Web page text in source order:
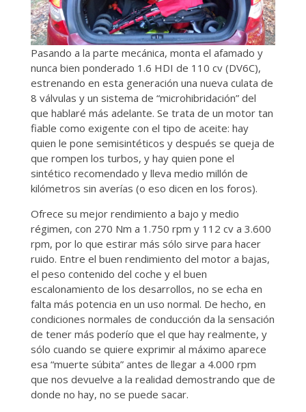
Pasando a la parte mecánica, monta el afamado y
nunca bien ponderado 1.6 HDI de 110 cv (DV6C),
estrenando en esta generación una nueva culata de
8 válvulas y un sistema de “microhibridación” del
que hablaré más adelante. Se trata de un motor tan
fiable como exigente con el tipo de aceite: hay
quien le pone semisintéticos y después se queja de
que rompen los turbos, y hay quien pone el
sintético recomendado y lleva medio millón de
kilómetros sin averías (o eso dicen en los foros).
Ofrece su mejor rendimiento a bajo y medio
régimen, con 270 Nm a 1.750 rpm y 112 cv a 3.600
rpm, por lo que estirar más sólo sirve para hacer
ruido. Entre el buen rendimiento del motor a bajas,
el peso contenido del coche y el buen
escalonamiento de los desarrollos, no se echa en
falta más potencia en un uso normal. De hecho, en
condiciones normales de conducción da la sensación
de tener más poderío que el que hay realmente, y
sólo cuando se quiere exprimir al máximo aparece
esa “muerte súbita” antes de llegar a 4.000 rpm
que nos devuelve a la realidad demostrando que de
donde no hay, no se puede sacar.